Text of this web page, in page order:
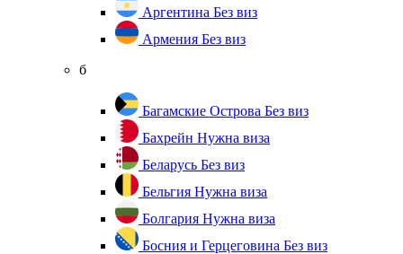
Аргентина Без виз
Армения Без виз
б
Багамские Острова Без виз
Бахрейн Нужна виза
Беларусь Без виз
Бельгия Нужна виза
Болгария Нужна виза
Босния и Герцеговина Без виз